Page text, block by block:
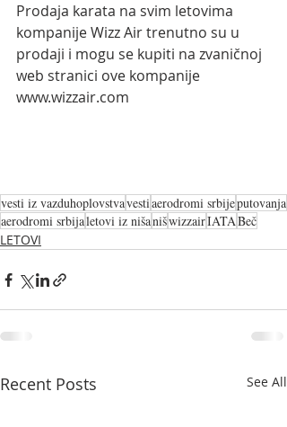
Prodaja karata na svim letovima
kompanije Wizz Air trenutno su u
prodaji i mogu se kupiti na zvaničnoj
web stranici ove kompanije
www.wizzair.com
vesti iz vazduhoplovstvavestiaerodromi srbijeputovanja
aerodromi srbijaletovi iz nišanišwizzairIATABeč
LETOVI
Recent Posts See All